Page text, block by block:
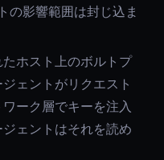
の影響範囲は封じ込ま
ホスト上のボルトプ
ェントがリクエスト
ーク層でキーを注入
ェントはそれを読め